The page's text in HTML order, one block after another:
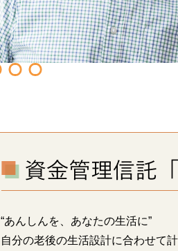
“あんしんを、あなたの生活に”
自分の老後の生活設計に合わせて